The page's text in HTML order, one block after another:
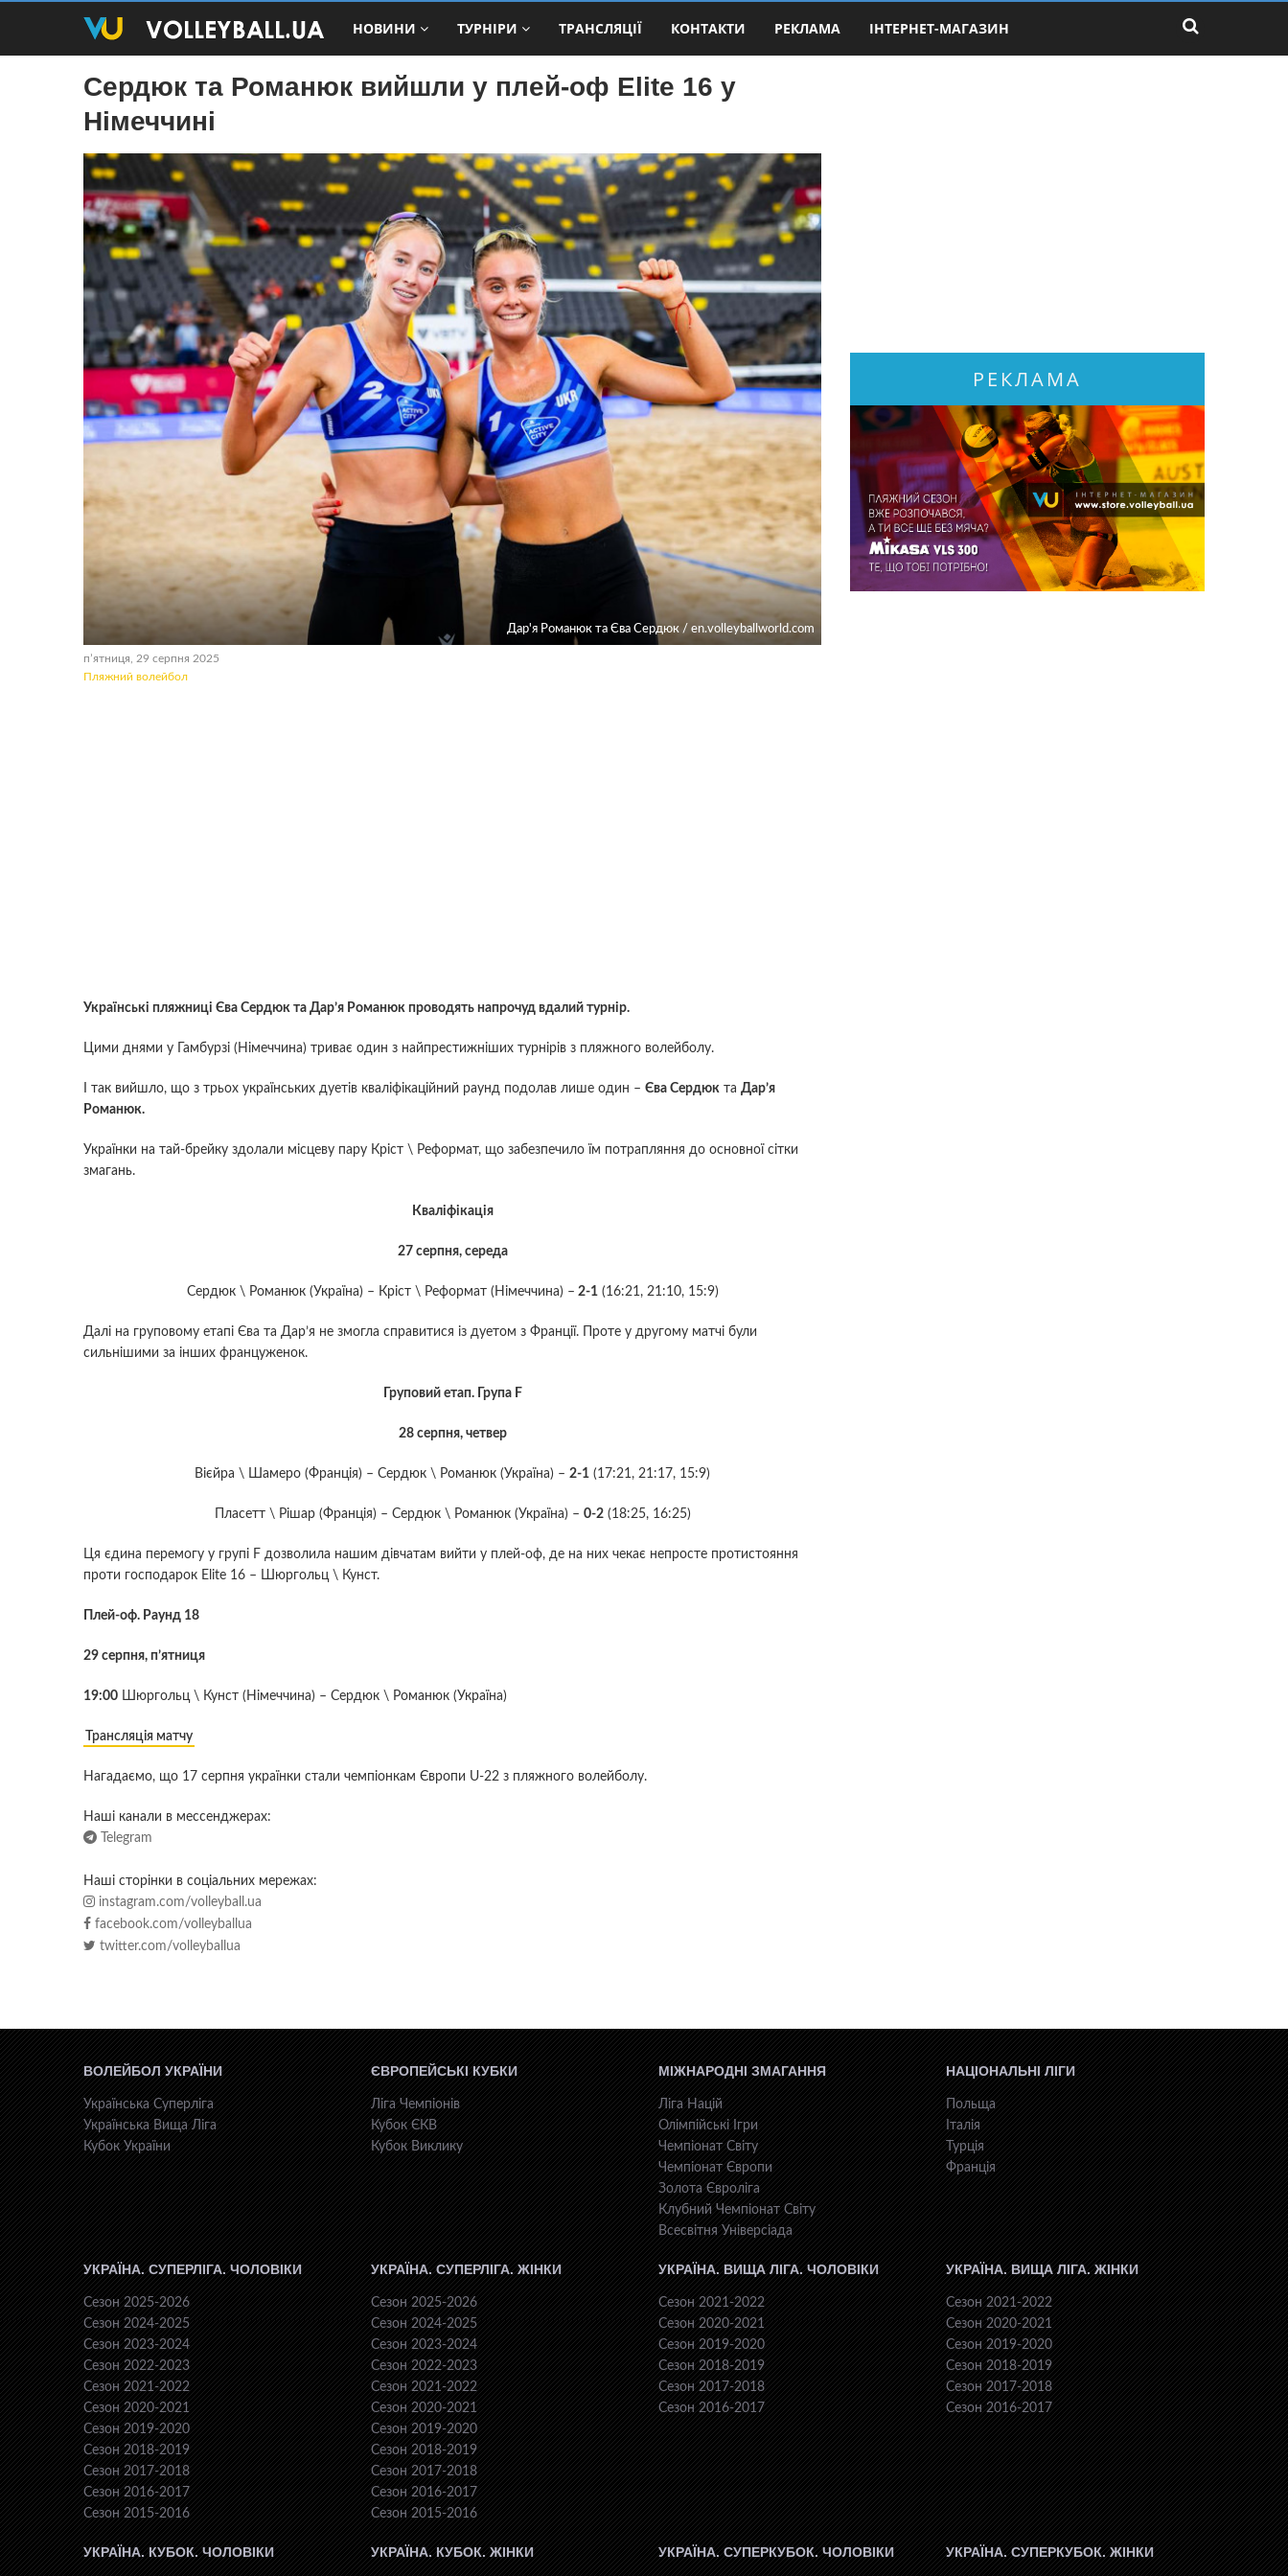
НОВИНИ ТУРНІРИ ТРАНСЛЯЦІЇ КОНТАКТИ РЕКЛАМА ІНТЕРНЕТ-МАГАЗИН
Cердюк та Романюк вийшли у плей-оф Elite 16 у
Німеччині
Дар'я Романюк та Єва Сердюк / en.volleyballworld.com
пʼятниця, 29 серпня 2025
Пляжний волейбол
Українські пляжниці Єва Сердюк та Дар’я Романюк проводять напрочуд вдалий турнір.
Цими днями у Гамбурзі (Німеччина) триває один з найпрестижніших турнірів з пляжного волейболу.
І так вийшло, що з трьох українських дуетів кваліфікаційний раунд подолав лише один – Єва Сердюк та Дар’я
Романюк.
Українки на тай-брейку здолали місцеву пару Кріст \ Реформат, що забезпечило їм потрапляння до основної сітки
змагань.
Кваліфікація
27 серпня, середа
Сердюк \ Романюк (Україна) – Кріст \ Реформат (Німеччина) – 2-1 (16:21, 21:10, 15:9)
Далі на груповому етапі Єва та Дар’я не змогла справитися із дуетом з Франції. Проте у другому матчі були
сильнішими за інших француженок.
Груповий етап. Група F
28 серпня, четвер
Вієйра \ Шамеро (Франція) – Сердюк \ Романюк (Україна) – 2-1 (17:21, 21:17, 15:9)
Пласетт \ Рішар (Франція) – Сердюк \ Романюк (Україна) – 0-2(18:25, 16:25)
Ця єдина перемогу у групі F дозволила нашим дівчатам вийти у плей-оф, де на них чекає непросте протистояння
проти господарок Elite 16 – Шюргольц \ Кунст.
Плей-оф. Раунд 18
29 серпня, п’ятниця
19:00 Шюргольц \ Кунст (Німеччина) – Сердюк \ Романюк (Україна)
Трансляція матчу
Нагадаємо, що 17 серпня українки стали чемпіонкам Європи U-22 з пляжного волейболу.
Наші канали в мессенджерах:
Telegram
Наші сторінки в соціальних мережах:
instagram.com/volleyball.ua
facebook.com/volleyballua
twitter.com/volleyballua
РЕКЛАМА
ВОЛЕЙБОЛ УКРАЇНИ
Українська Суперліга
Українська Вища Ліга
Кубок України
ЄВРОПЕЙСЬКІ КУБКИ
Ліга Чемпіонів
Кубок ЄКВ
Кубок Виклику
МІЖНАРОДНІ ЗМАГАННЯ
Ліга Націй
Олімпійські Ігри
Чемпіонат Світу
Чемпіонат Європи
Золота Євроліга
Клубний Чемпіонат Світу
Всесвiтня Унiверсiaда
НАЦІОНАЛЬНІ ЛІГИ
Польща
Італія
Турція
Франція
УКРАЇНА. СУПЕРЛІГА. ЧОЛОВІКИ
Сезон 2025-2026
Сезон 2024-2025
Сезон 2023-2024
Сезон 2022-2023
Сезон 2021-2022
Сезон 2020-2021
Сезон 2019-2020
Сезон 2018-2019
Сезон 2017-2018
Сезон 2016-2017
Сезон 2015-2016
УКРАЇНА. СУПЕРЛІГА. ЖІНКИ
Сезон 2025-2026
Сезон 2024-2025
Сезон 2023-2024
Сезон 2022-2023
Сезон 2021-2022
Сезон 2020-2021
Сезон 2019-2020
Сезон 2018-2019
Сезон 2017-2018
Сезон 2016-2017
Сезон 2015-2016
УКРАЇНА. ВИЩА ЛІГА. ЧОЛОВІКИ
Сезон 2021-2022
Сезон 2020-2021
Сезон 2019-2020
Сезон 2018-2019
Сезон 2017-2018
Сезон 2016-2017
УКРАЇНА. ВИЩА ЛІГА. ЖІНКИ
Сезон 2021-2022
Сезон 2020-2021
Сезон 2019-2020
Сезон 2018-2019
Сезон 2017-2018
Сезон 2016-2017
УКРАЇНА. КУБОК. ЧОЛОВІКИ УКРАЇНА. КУБОК. ЖІНКИ УКРАЇНА. СУПЕРКУБОК. ЧОЛОВІКИ УКРАЇНА. СУПЕРКУБОК. ЖІНКИ